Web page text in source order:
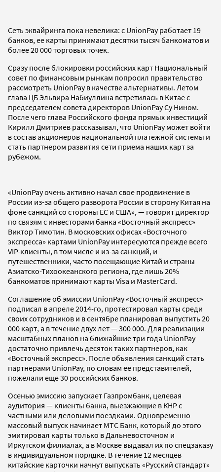
Сеть эквайринга пока невелика: с UnionPay работает 19
банков, ее карты принимают десятки тысяч банкоматов и
более 20 000 торговых точек.
Сразу после блокировки российских карт Национальный
совет по финансовым рынкам попросил правительство
рассмотреть UnionPay в качестве альтернативы. Летом
глава ЦБ Эльвира Набиуллина встретилась в Китае с
председателем совета директоров UnionPay Су Нином.
После чего глава Российского фонда прямых инвестиций
Кирилл Дмитриев рассказывал, что UnionPay может войти
в состав акционеров национальной платежной системы и
стать партнером развития сети приема наших карт за
рубежом.
«UnionPay очень активно начал свое продвижение в
России из-за общего разворота России в сторону Китая на
фоне санкций со стороны ЕС и США», — говорит директор
по связям с инвесторами банка «Восточный экспресс»
Виктор Тимотин. В московских офисах «Восточного
экспресса» картами UnionPay интересуются прежде всего
VIP-клиенты, в том числе и из-за санкций, и
путешественники, часто посещающие Китай и страны
Азиатско-Тихоокеанского региона, где лишь 20%
банкоматов принимают карты Visa и MasterCard.
Соглашение об эмиссии UnionPay «Восточный экспресс»
подписал в апреле 2014-го, протестировал карты среди
своих сотрудников и в сентябре планировал выпустить 20
000 карт, а в течение двух лет — 300 000. Для реализации
масштабных планов на ближайшие три года UnionPay
достаточно привлечь десяток таких партнеров, как
«Восточный экспресс». После объявления санкций стать
партнерами UnionPay, по словам ее представителей,
пожелали еще 30 российских банков.
Осенью эмиссию запускает Газпромбанк, целевая
аудитория — клиенты банка, выезжающие в КНР с
частными или деловыми поездками. Одновременно
массовый выпуск начинает МТС Банк, который до этого
эмитировал карты только в Дальневосточном и
Иркутском филиалах, а в Москве выдавал их по спецзаказу
в индивидуальном порядке. В течение 12 месяцев
китайские карточки начнут выпускать «Русский стандарт»